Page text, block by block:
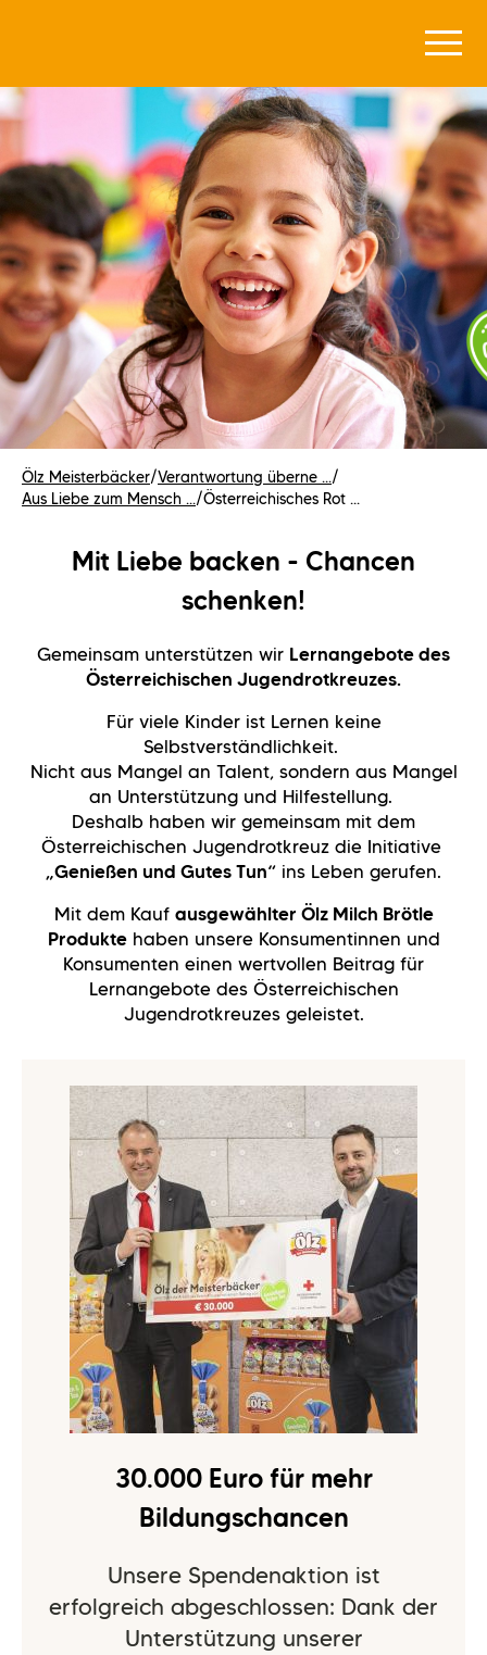
Ölz Meisterbäcker/Verantwortung überne .../
Aus Liebe zum Mensch .../Österreichisches Rot ...
Mit Liebe backen - Chancen
schenken!
Gemeinsam unterstützen wir Lernangebote des
Österreichischen Jugendrotkreuzes.
Für viele Kinder ist Lernen keine
Selbstverständlichkeit.
Nicht aus Mangel an Talent, sondern aus Mangel
an Unterstützung und Hilfestellung.
Deshalb haben wir gemeinsam mit dem
Österreichischen Jugendrotkreuz die Initiative
„Genießen und Gutes Tun“ ins Leben gerufen.
Mit dem Kauf ausgewählter Ölz Milch Brötle
Produktehaben unsere Konsumentinnen und
Konsumenten einen wertvollen Beitrag für
Lernangebote des Österreichischen
Jugendrotkreuzes geleistet.
30.000 Euro für mehr
Bildungschancen
Unsere Spendenaktion ist
erfolgreich abgeschlossen: Dank der
Unterstützung unserer